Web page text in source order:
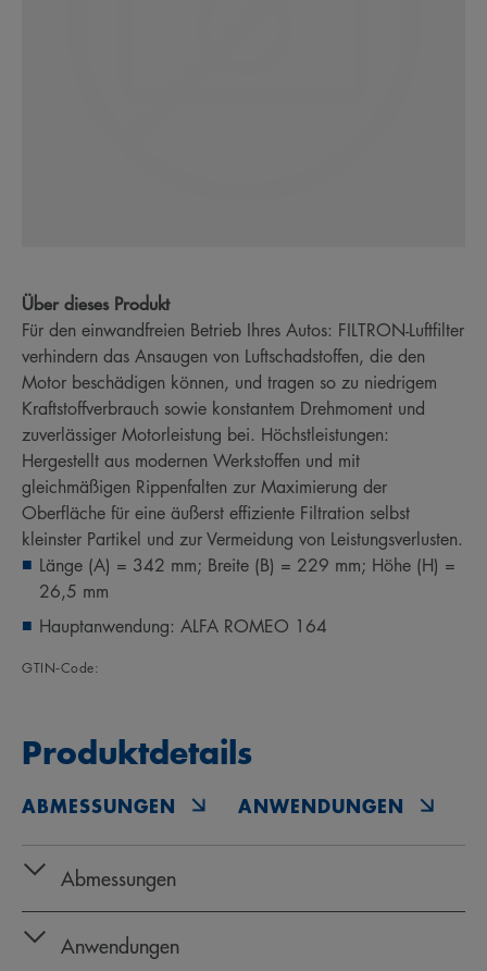
Über dieses Produkt
Für den einwandfreien Betrieb Ihres Autos: FILTRON-Luftfilter
verhindern das Ansaugen von Luftschadstoffen, die den
Motor beschädigen können, und tragen so zu niedrigem
Kraftstoffverbrauch sowie konstantem Drehmoment und
zuverlässiger Motorleistung bei. Höchstleistungen:
Hergestellt aus modernen Werkstoffen und mit
gleichmäßigen Rippenfalten zur Maximierung der
Oberfläche für eine äußerst effiziente Filtration selbst
kleinster Partikel und zur Vermeidung von Leistungsverlusten.
Länge (A) = 342 mm; Breite (B) = 229 mm; Höhe (H) =
26,5 mm
Hauptanwendung: ALFA ROMEO 164
GTIN‑Code:
Produktdetails
ABMESSUNGEN ANWENDUNGEN
Abmessungen
Anwendungen